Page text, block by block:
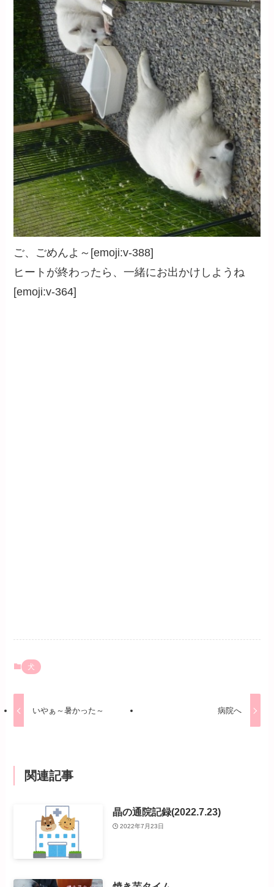
ご、ごめんよ～[emoji:v-388]
ヒートが終わったら、一緒にお出かけしようね
[emoji:v-364]
犬
いやぁ～暑かった～ 病院へ
関連記事
晶の通院記録(2022.7.23)
2022年7月23日